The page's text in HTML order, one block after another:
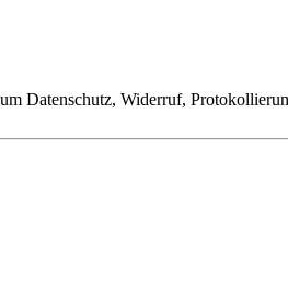
Datenschutz, Widerruf,